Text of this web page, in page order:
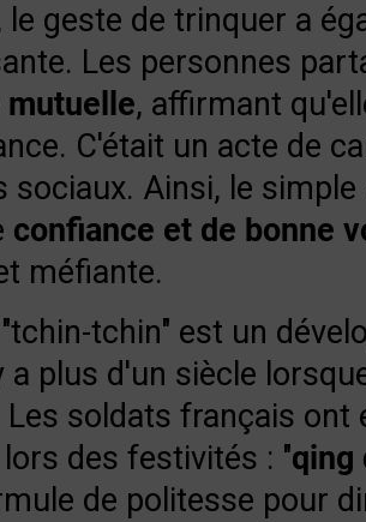
geste de trinquer a
Les personnes
mutuelle, affirmant
C'était un acte de
Ainsi, le simple
confiance et de bonne
méfiante.
tchin" est un
plus d'un siècle
Les soldats français ont
des festivités : "qing
de politesse pour